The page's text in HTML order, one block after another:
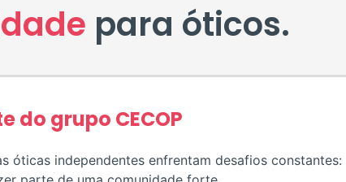
para óticos.
do grupo CECOP
óticas independentes enfrentam desafios